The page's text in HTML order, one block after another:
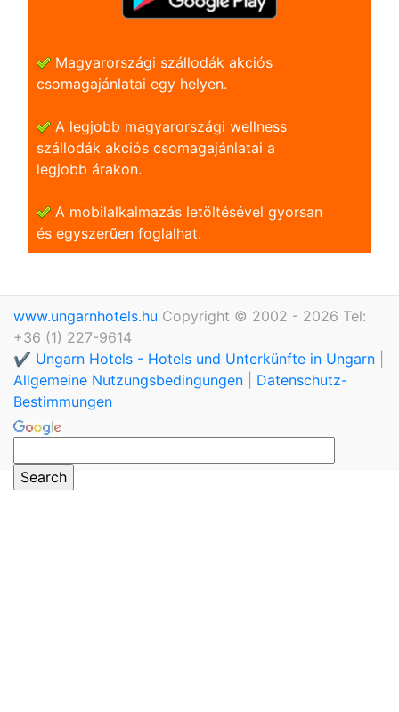
Magyarországi szállodák akciós
csomagajánlatai egy helyen.
A legjobb magyarországi wellness
szállodák akciós csomagajánlatai a
legjobb árakon.
A mobilalkalmazás letöltésével gyorsan
és egyszerũen foglalhat.
www.ungarnhotels.hu Copyright © 2002 - 2026 Tel:
+36 (1) 227-9614
✔️ Ungarn Hotels - Hotels und Unterkünfte in Ungarn
Allgemeine Nutzungsbedingungen
Datenschutz-
Bestimmungen